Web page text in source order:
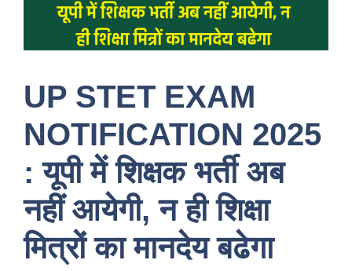
UP STET EXAM
NOTIFICATION 2025
: यूपी में शिक्षक भर्ती अब
नहीं आयेगी, न ही शिक्षा
मित्रों का मानदेय बढेगा